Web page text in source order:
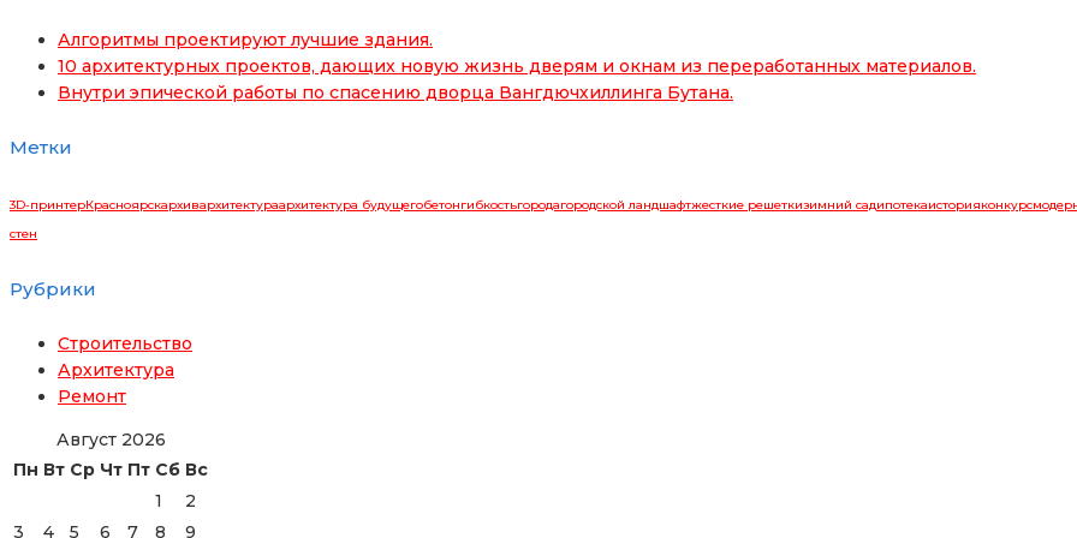
Алгоритмы проектируют лучшие здания.
10 архитектурных проектов, дающих новую жизнь дверям и окнам из переработанных материалов.
Внутри эпической работы по спасению дворца Вангдючхиллинга Бутана.
Метки
3D-принтерКрасноярскархивархитектураархитектура будущегобетонгибкостьгородагородской ландшафтжесткие решеткизимний садипотекаисторияконкурс
стен
Рубрики
Строительство
Архитектура
Ремонт
Август 2026
Пн Вт Ср Чт Пт Сб Вс
1
2
3
4 5 6 7 8 9